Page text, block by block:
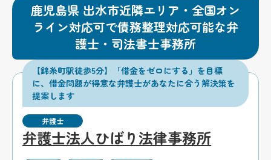
鹿児島県 出水市近隣エリア・全国オン
ライン対応可で債務整理対応可能な弁
護士・司法書士事務所
【錦糸町駅徒歩5分】「借金をゼロにする」を目標
に、借金問題が得意な弁護士があなたに合う解決策を
提案します
弁護士
弁護士法人ひばり法律事務所